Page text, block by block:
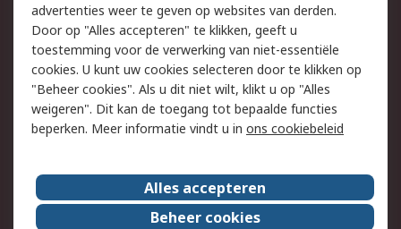
Wettelijk
Cookiebeleid
Email veiligheid
Privacybeleid
Websitevoorwaarden
Algemene
verkoopvoorwaarden
Over RS
RS Group
Over ons
advertenties weer te geven op websites van derden.
Door op "Alles accepteren" te klikken, geeft u
toestemming voor de verwerking van niet-essentiële
cookies. U kunt uw cookies selecteren door te klikken op
"Beheer cookies". Als u dit niet wilt, klikt u op "Alles
weigeren". Dit kan de toegang tot bepaalde functies
beperken. Meer informatie vindt u in ons cookiebeleid
Alles accepteren
Beheer cookies